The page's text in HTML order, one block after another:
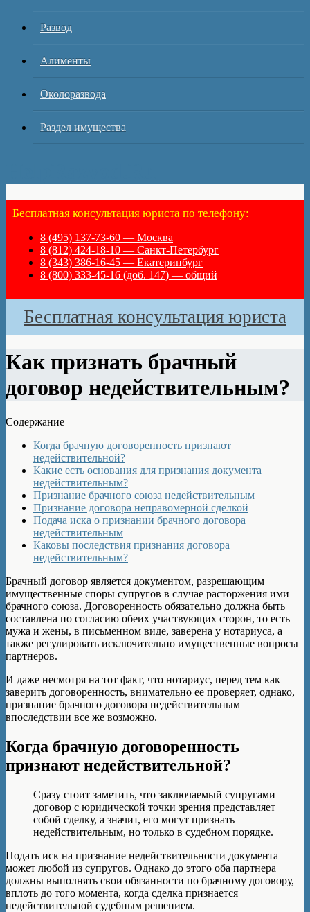
Развод
Алименты
Околоразвода
Раздел имущества
Бесплатная консультация юриста по телефону:
8 (495) 137-73-60 — Москва
8 (812) 424-18-10 — Санкт-Петербург
8 (343) 386-16-45 — Екатеринбург
8 (800) 333-45-16 (доб. 147) — общий
Бесплатная консультация юриста
Как признать брачный
договор недействительным?
Содержание
Когда брачную договоренность признают
недействительной?
Какие есть основания для признания документа
недействительным?
Признание брачного союза недействительным
Признание договора неправомерной сделкой
Подача иска о признании брачного договора
недействительным
Каковы последствия признания договора
недействительным?
Брачный договор является документом, разрешающим
имущественные споры супругов в случае расторжения ими
брачного союза. Договоренность обязательно должна быть
составлена по согласию обеих участвующих сторон, то есть
мужа и жены, в письменном виде, заверена у нотариуса, а
также регулировать исключительно имущественные вопросы
партнеров.
И даже несмотря на тот факт, что нотариус, перед тем как
заверить договоренность, внимательно ее проверяет, однако,
признание брачного договора недействительным
впоследствии все же возможно.
Когда брачную договоренность
признают недействительной?
Сразу стоит заметить, что заключаемый супругами
договор с юридической точки зрения представляет
собой сделку, а значит, его могут признать
недействительным, но только в судебном порядке.
Подать иск на признание недействительности документа
может любой из супругов. Однако до этого оба партнера
должны выполнять свои обязанности по брачному договору,
вплоть до того момента, когда сделка признается
недействительной судебным решением.